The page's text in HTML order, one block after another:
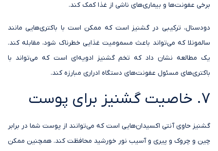
برخی عفونت‌ها و بیماری‌های ناشی از غذا کمک کند.
دودسنال، ترکیبی در گشنیز است که ممکن است با باکتری‌هایی مانند
سالمونلا که می‌تواند باعث مسمومیت غذایی خطرناک شود، مقابله کند.
یک مطالعه نشان داد که تخم گشنیز ادویه‌ای است که می‌تواند با
باکتری‌های مسئول عفونت‌های دستگاه ادراری مبارزه کند.
7. خاصیت گشنیز برای پوست
گشنیز حاوی آنتی اکسیدان‌هایی است که می‌توانند از پوست شما در برابر
چین و چروک و پیری و آسیب نور خورشید محافظت کند. همچنین ممکن